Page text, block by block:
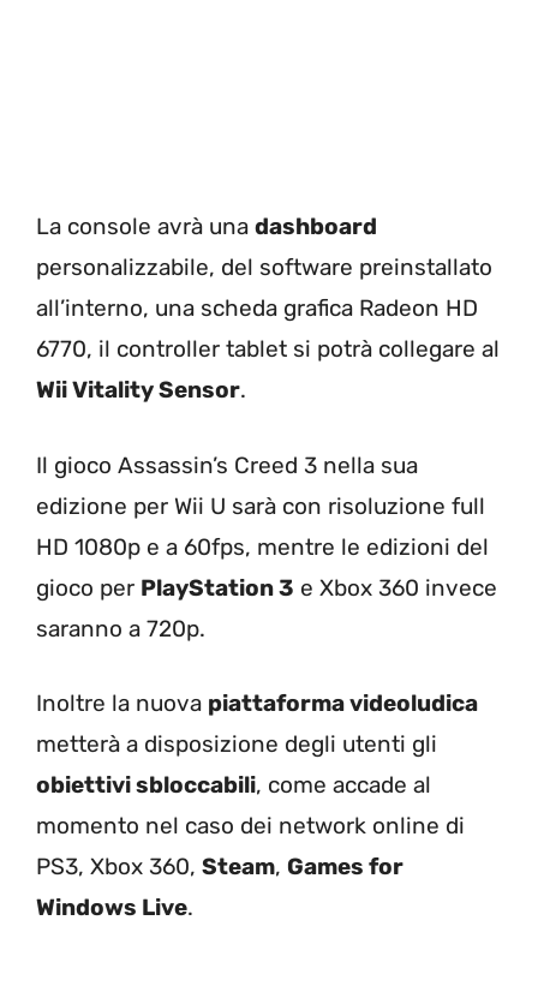
La console avrà una dashboard
personalizzabile, del software preinstallato
all’interno, una scheda grafica Radeon HD
6770, il controller tablet si potrà collegare al
Wii Vitality Sensor.
Il gioco Assassin’s Creed 3 nella sua
edizione per Wii U sarà con risoluzione full
HD 1080p e a 60fps, mentre le edizioni del
gioco per PlayStation 3 e Xbox 360 invece
saranno a 720p.
Inoltre la nuova piattaforma videoludica
metterà a disposizione degli utenti gli
obiettivi sbloccabili, come accade al
momento nel caso dei network online di
PS3, Xbox 360, Steam, Games for
Windows Live.